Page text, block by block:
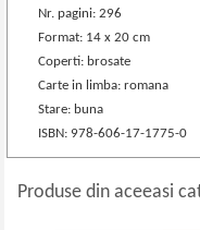
Nr. pagini: 296
Format: 14 x 20 cm
Coperti: brosate
Carte in limba: romana
Stare: buna
ISBN: 978-606-17-1775-0
Produse din aceeasi